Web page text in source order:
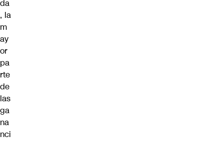
da
, la
m
ay
or
pa
rte
de
las
ga
na
nci